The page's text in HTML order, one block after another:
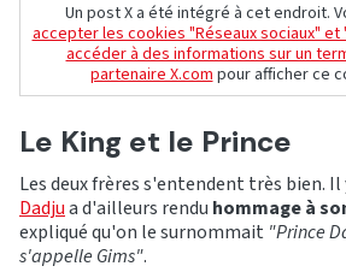
Un post X a été intégré à cet endroit.
accepter les cookies "Réseaux sociaux"
accéder à des informations sur un
partenaire X.compour afficher ce
Le King et le Prince
Les deux frères s'entendent très bien. Il
Dadjua d'ailleurs rendu hommage à
expliqué qu'on le surnommait "Prince
s'appelle Gims".